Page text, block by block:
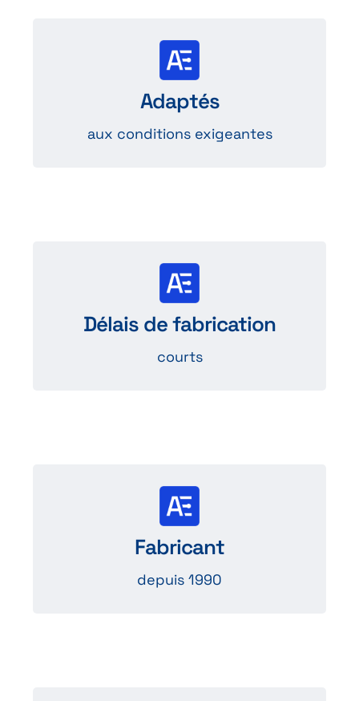
Adaptés
aux conditions exigeantes
Les produits Degson
sont adaptés à des environnements
à fortes contraintes.
Délais de fabrication
courts
Les produits sont
fabriqués en 4 à 5 semaines pour un
approvisionnement fiable.
Fabricant
depuis 1990
Plus de 30 ans
d’expérience garantissant expertise
et savoir-faire reconnu.